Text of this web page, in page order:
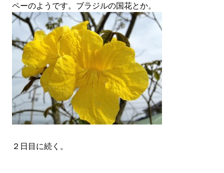
ペーのようです。ブラジルの国花とか。
２日目に続く。